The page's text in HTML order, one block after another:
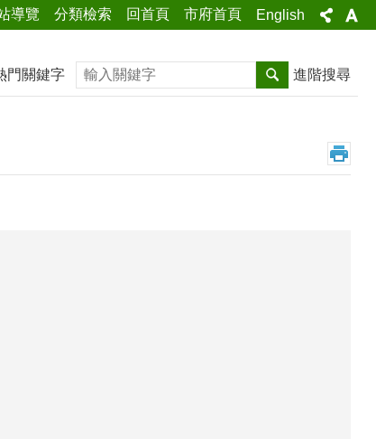
導覽 分類檢索 回首頁 市府首頁 English
門關鍵字 搜尋 進階搜尋